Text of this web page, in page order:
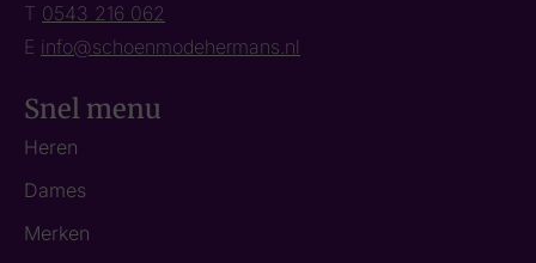
T 0543 216 062
E info@schoenmodehermans.nl
Snel menu
Heren
Dames
Merken